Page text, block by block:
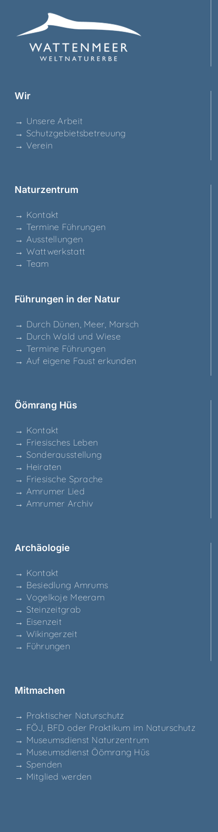
Wir
→ Unse­re Arbeit
→ Schutz­ge­biets­be­treu­ung
→ Ver­ein
Natur­zen­trum
→ Kon­takt
→ Ter­mi­ne Führungen
→ Aus­stel­lun­gen
→ Watt­werk­statt
→ Team
Füh­run­gen in der Natur
→ Durch Dünen, Meer, Marsch
→ Durch Wald und Wiese
→ Ter­mi­ne Führungen
→ Auf eige­ne Faust erkunden
Ööm­rang Hüs
→ Kon­takt
→ Frie­si­sches Leben
→ Son­der­aus­stel­lung
→ Hei­ra­ten
→ Frie­si­sche Sprache
→ Amru­mer Lied
→ Amru­mer Archiv
Archäo­lo­gie
→ Kon­takt
→ Besied­lung Amrums
→ Vogel­ko­je Meeram
→ Stein­zeit­grab
→ Eisen­zeit
→ Wikin­ger­zeit
→ Füh­run­gen
Mit­ma­chen
→ Prak­ti­scher Naturschutz
→ FÖJ, BFD oder Prak­ti­kum im Naturschutz
→ Muse­ums­dienst Naturzentrum
→ Muse­ums­dienst Ööm­rang Hüs
→ Spen­den
→ Mit­glied werden